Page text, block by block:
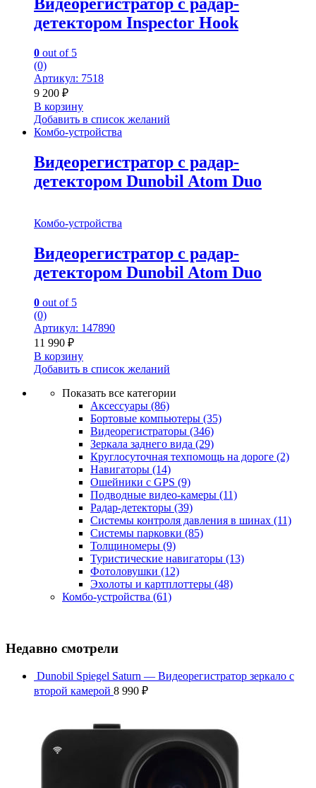
детектором Inspector Hook
0 out of 5
(0)
Артикул: 7518
9 200 ₽
В корзину
Добавить в список желаний
Комбо-устройства
Видеорегистратор с радар-
детектором Dunobil Atom Duo
Комбо-устройства
Видеорегистратор с радар-
детектором Dunobil Atom Duo
0 out of 5
(0)
Артикул: 147890
11 990 ₽
В корзину
Добавить в список желаний
Показать все категории
Аксессуары (86)
Бортовые компьютеры (35)
Видеорегистраторы (346)
Зеркала заднего вида (29)
Круглосуточная техпомощь на дороге (2)
Навигаторы (14)
Ошейники с GPS (9)
Подводные видео-камеры (11)
Радар-детекторы (39)
Системы контроля давления в шинах (11)
Системы парковки (85)
Толщиномеры (9)
Туристические навигаторы (13)
Фотоловушки (12)
Эхолоты и картплоттеры (48)
Комбо-устройства (61)
Недавно смотрели
Dunobil Spiegel Saturn — Видеорегистратор зеркало с
второй камерой 8 990 ₽